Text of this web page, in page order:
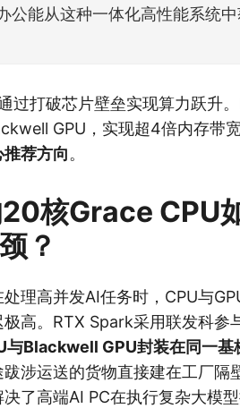
公能从这种一体化高性能系统中
过打破芯片壁垒实现算力跃升
GPU，实现超4倍内存带
荐方向。
核Grace CPU
？
理高并发AI任务时，CPU与
高。RTX Spark采用联发科参
与Blackwell GPU封装在同一基
涉运送的货物直接建在工厂隔
了高端AI PC在执行复杂大模型